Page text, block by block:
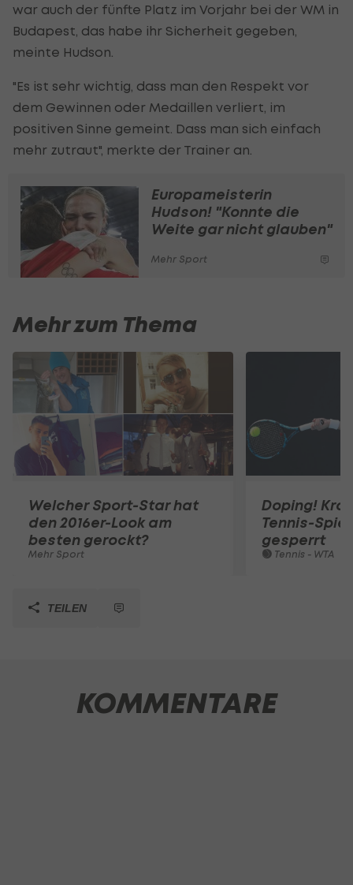
war auch der fünfte Platz im Vorjahr bei der WM in
Budapest, das habe ihr Sicherheit gegeben,
meinte Hudson.
"Es ist sehr wichtig, dass man den Respekt vor
dem Gewinnen oder Medaillen verliert, im
positiven Sinne gemeint. Dass man sich einfach
mehr zutraut", merkte der Trainer an.
Europameisterin
Hudson! "Konnte die
Weite gar nicht glauben"
Mehr Sport
Mehr zum Thema
Welcher Sport-Star hat
den 2016er-Look am
besten gerockt?
Mehr Sport
Doping!
Tennis-
gesperrt
Tennis - WTA
TEILEN
KOMMENTARE